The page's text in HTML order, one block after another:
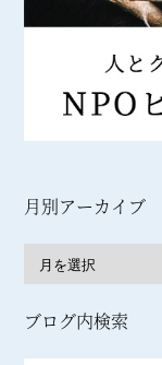
月別アーカイブ
ブログ内検索